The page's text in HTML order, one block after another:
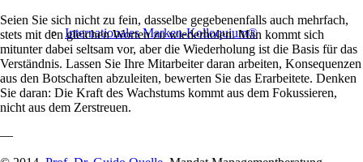
Internationales Marken-Kolloquium®
Seien Sie sich nicht zu fein, dasselbe gegebenenfalls auch mehrfach,
stets mit den gleichen Worten zu wiederholen. Man kommt sich
mitunter dabei seltsam vor, aber die Wiederholung ist die Basis für das
Verständnis. Lassen Sie Ihre Mitarbeiter daran arbeiten, Konsequenzen
aus den Botschaften abzuleiten, bewerten Sie das Erarbeitete. Denken
Sie daran: Die Kraft des Wachstums kommt aus dem Fokussieren,
nicht aus dem Zerstreuen.
—